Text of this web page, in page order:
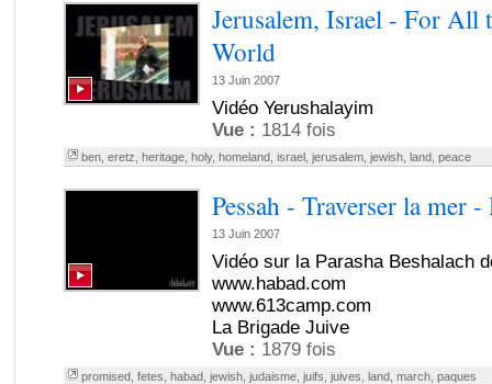
Jerusalem, Israel - For All
World
13 Juin 2007
Vidéo Yerushalayim
Vue : 1814 fois
ben, eretz heritage, holy, homeland, israel, jerusalem, jewish, land, peace
Pessah - Traverser la mer -
13 Juin 2007
Vidéo sur la Parasha Beshalach
www.habad.com
www.613camp.com
La Brigade Juive
Vue : 1879 fois
promised, fetes habad, jewish, judaisme, juifs juives land, march, paques